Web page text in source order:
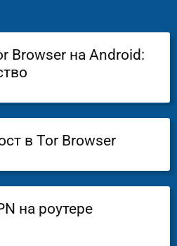
Browser на Android:
в Tor Browser
на роутере